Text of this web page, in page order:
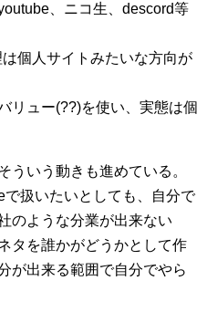
、ニコ生、descord等
個人サイトみたいな方向が
リュー(??)を使い、実態は個
ういう動きも進めている。
扱いたいとしても、自分で
のような分業が出来ない
タを誰かがどうかとして作
が出来る範囲で自分でやら